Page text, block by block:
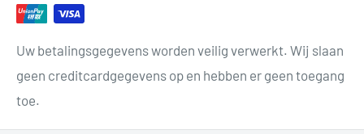
Uw betalingsgegevens worden veilig verwerkt. Wij slaan
geen creditcardgegevens op en hebben er geen toegang
toe.